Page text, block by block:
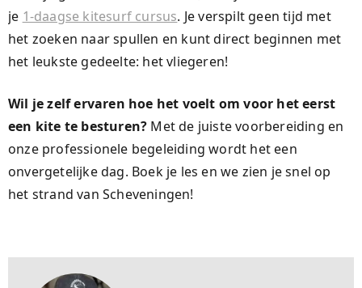
je 1-daagse kitesurf cursus. Je verspilt geen tijd met
het zoeken naar spullen en kunt direct beginnen met
het leukste gedeelte: het vliegeren!
Wil je zelf ervaren hoe het voelt om voor het eerst
een kite te besturen? Met de juiste voorbereiding en
onze professionele begeleiding wordt het een
onvergetelijke dag. Boek je les en we zien je snel op
het strand van Scheveningen!